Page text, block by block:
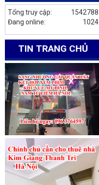
1542788
Tổng truy cập:
1024
Đang online:
TIN TRANG CHỦ